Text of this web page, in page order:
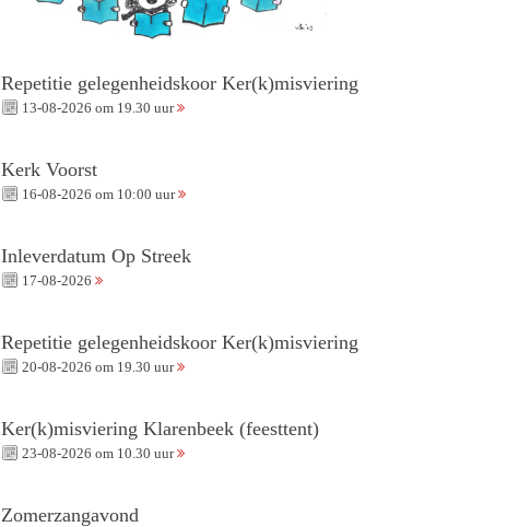
Repetitie gelegenheidskoor Ker(k)misviering
13-08-2026 om 19.30 uur
Kerk Voorst
16-08-2026 om 10:00 uur
Inleverdatum Op Streek
17-08-2026
Repetitie gelegenheidskoor Ker(k)misviering
20-08-2026 om 19.30 uur
Ker(k)misviering Klarenbeek (feesttent)
23-08-2026 om 10.30 uur
Zomerzangavond